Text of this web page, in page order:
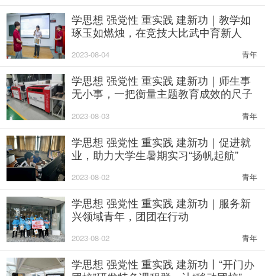
学思想 强党性 重实践 建新功｜教学如
琢玉如燃烛，在竞技大比武中育新人
2023-08-04 青年
学思想 强党性 重实践 建新功｜师生事
无小事，一把衡量主题教育成效的尺子
2023-08-03 青年
学思想 强党性 重实践 建新功｜促进就
业，助力大学生暑期实习“扬帆起航”
2023-08-02 青年
学思想 强党性 重实践 建新功｜服务新
兴领域青年，团团在行动
2023-08-02 青年
学思想 强党性 重实践 建新功丨“开门办